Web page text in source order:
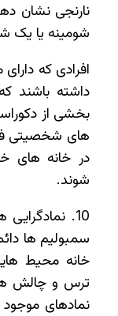
نارنجی نشان
شومینه یا یک
افرادی که
داشته باشند
بخشی از
های شخصیتی
در خانه های
شوند.
10.
سمبولیم ها
خانه محیط
ترس و چالش
نمادهای